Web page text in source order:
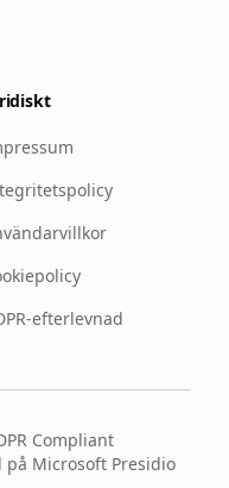
efterlevnad
Compliant
på Microsoft Presidio